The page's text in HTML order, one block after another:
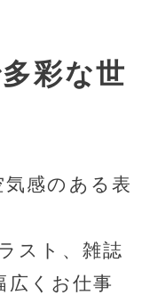
彩な世
感のある表
スト、雑誌
くお仕事